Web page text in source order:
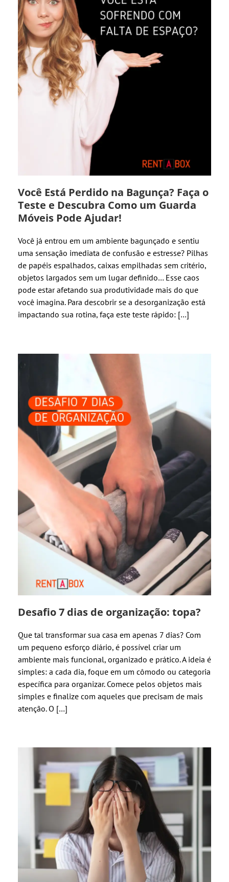
Você Está Perdido na Bagunça? Faça o
Teste e Descubra Como um Guarda
Móveis Pode Ajudar!
Você já entrou em um ambiente bagunçado e sentiu
uma sensação imediata de confusão e estresse? Pilhas
de papéis espalhados, caixas empilhadas sem critério,
objetos largados sem um lugar definido… Esse caos
pode estar afetando sua produtividade mais do que
você imagina. Para descobrir se a desorganização está
impactando sua rotina, faça este teste rápido: […]
Desafio 7 dias de organização: topa?
Que tal transformar sua casa em apenas 7 dias? Com
um pequeno esforço diário, é possível criar um
ambiente mais funcional, organizado e prático. A ideia é
simples: a cada dia, foque em um cômodo ou categoria
específica para organizar. Comece pelos objetos mais
simples e finalize com aqueles que precisam de mais
atenção. O […]